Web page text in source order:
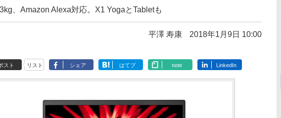
、Amazon Alexa対応。X1 YogaとTabletも
平澤 寿康 2018年1月9日 10:00
スト リスト シェア はてブ note LinkedIn